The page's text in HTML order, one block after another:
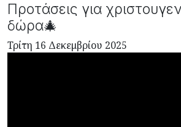
Προτάσεις για
δώρα🎄
Τρίτη 16 Δεκεμβρίου 2025